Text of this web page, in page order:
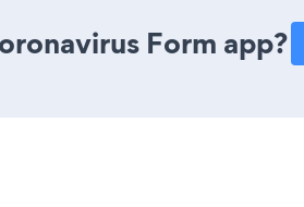
Form app?